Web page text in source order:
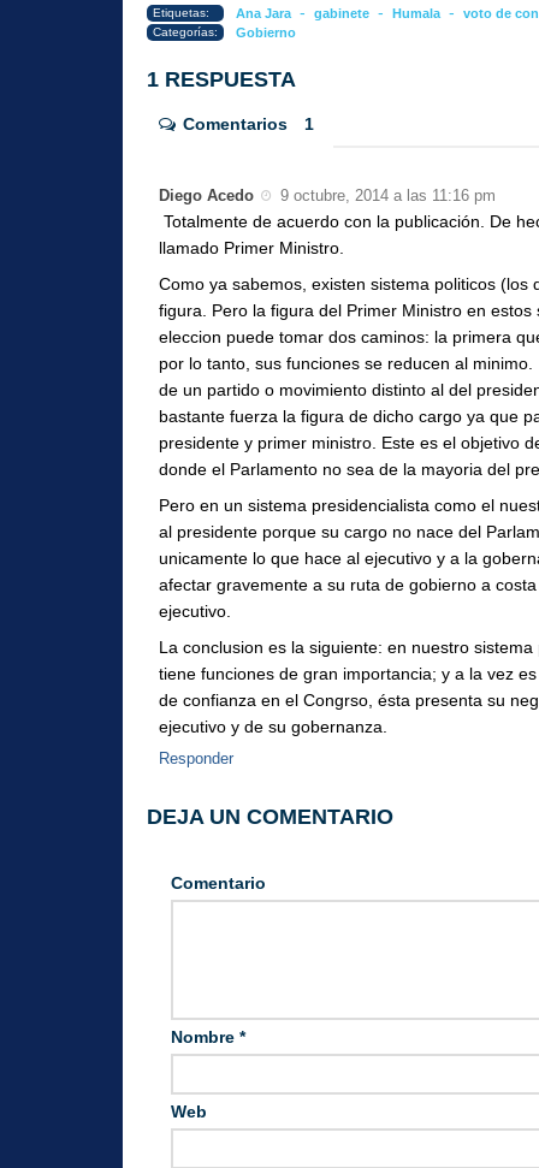
Etiquetas: Ana Jara - gabinete - Humala - voto de
Categorías: Gobierno
1 RESPUESTA
Comentarios 1
Diego Acedo 9 octubre, 2014 a las 11:16 pm
Totalmente de acuerdo con la publicación. De
llamado Primer Ministro.
Como ya sabemos, existen sistema politicos (los
figura. Pero la figura del Primer Ministro en
eleccion puede tomar dos caminos: la primera
por lo tanto, sus funciones se reducen al
de un partido o movimiento distinto al del
bastante fuerza la figura de dicho cargo ya que
presidente y primer ministro. Este es el objetivo
donde el Parlamento no sea de la mayoria del
Pero en un sistema presidencialista como el
al presidente porque su cargo no nace del
unicamente lo que hace al ejecutivo y a la
afectar gravemente a su ruta de gobierno a
ejecutivo.
La conclusion es la siguiente: en nuestro
tiene funciones de gran importancia; y a la vez
de confianza en el Congrso, ésta presenta su
ejecutivo y de su gobernanza.
Responder
DEJA UN COMENTARIO
Comentario
Nombre *
Web